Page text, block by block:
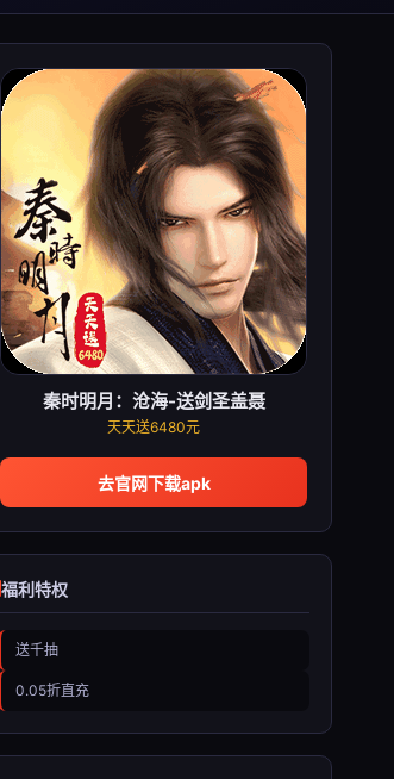
秦时明月：沧海-送剑圣盖聂
天天送6480元
去官网下载apk
福利特权
送千抽
0.05折直充